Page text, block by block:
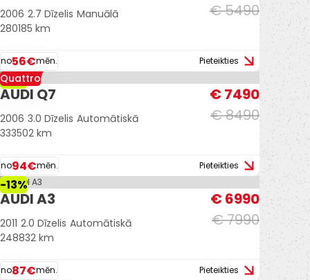
€ 5490
2006 2.7 Dīzelis Manuālā
280185 km
no56€mēn. Pieteikties
-12%
Quattro
AUDI Q7
€ 8490
€ 7490
2006 3.0 Dīzelis Automātiskā
333502 km
no94€mēn. Pieteikties
-13%
AUDI A3
€ 7990
€ 6990
2011 2.0 Dīzelis Automātiskā
248832 km
no87€mēn. Pieteikties